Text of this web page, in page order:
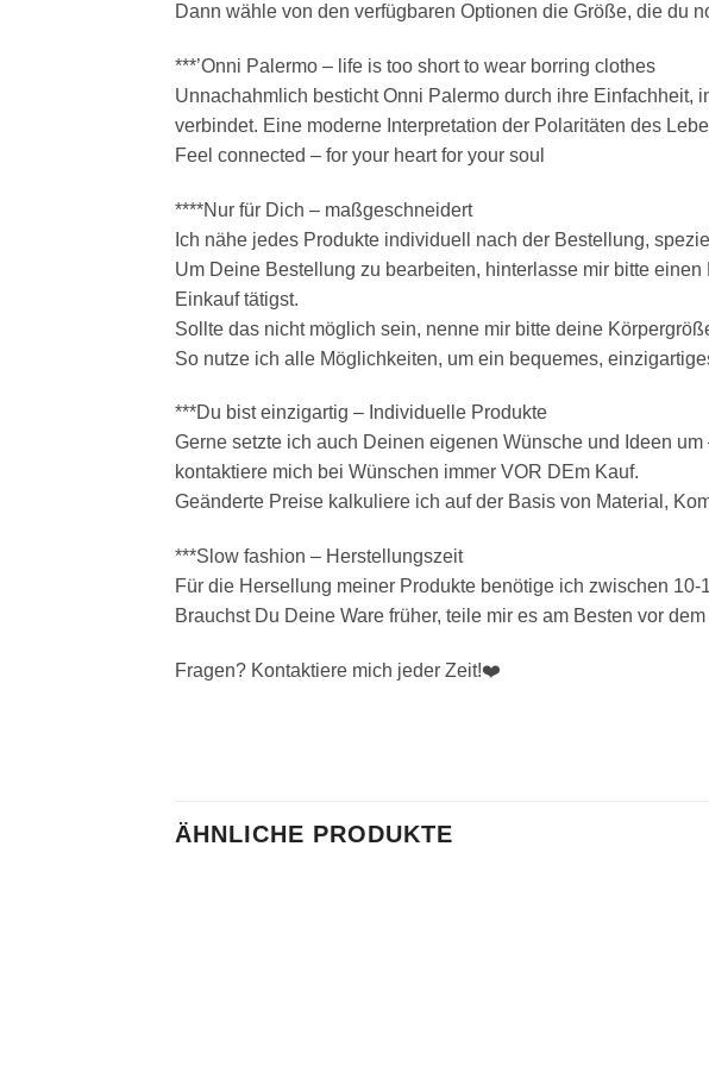
Dann wähle von den verfügbaren Optionen die Größe, die du
***’Onni Palermo – life is too short to wear borring clothes
Unnachahmlich besticht Onni Palermo durch ihre Einfachheit,
verbindet. Eine moderne Interpretation der Polaritäten des
Feel connected – for your heart for your soul
****Nur für Dich – maßgeschneidert
Ich nähe jedes Produkte individuell nach der Bestellung,
Um Deine Bestellung zu bearbeiten, hinterlasse mir bitte
Einkauf tätigst.
Sollte das nicht möglich sein, nenne mir bitte deine
So nutze ich alle Möglichkeiten, um ein bequemes,
***Du bist einzigartig – Individuelle Produkte
Gerne setzte ich auch Deinen eigenen Wünsche und Ideen
kontaktiere mich bei Wünschen immer VOR DEm Kauf.
Geänderte Preise kalkuliere ich auf der Basis von Material,
***Slow fashion – Herstellungszeit
Für die Hersellung meiner Produkte benötige ich zwischen 10-
Brauchst Du Deine Ware früher, teile mir es am Besten vor
Fragen? Kontaktiere mich jeder Zeit!❤️
ÄHNLICHE PRODUKTE